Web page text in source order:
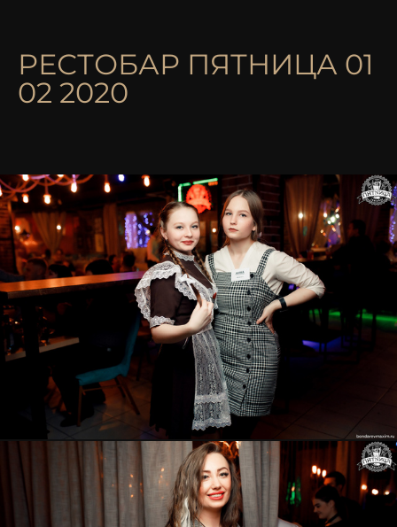
РЕСТОБАР ПЯТНИЦА 01
02 2020